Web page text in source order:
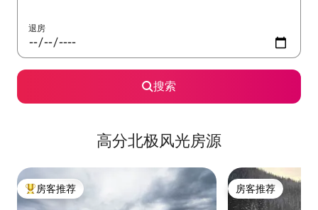
退房
搜索
高分北极风光房源
热门「房客推荐」
房客推荐 房客推荐
房客推荐